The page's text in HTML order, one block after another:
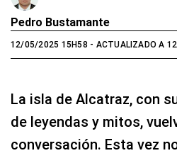
Pedro Bustamante
12/05/2025 15H58 - ACTUALIZADO A
La isla de Alcatraz, con
de leyendas y mitos,
conversación. Esta vez